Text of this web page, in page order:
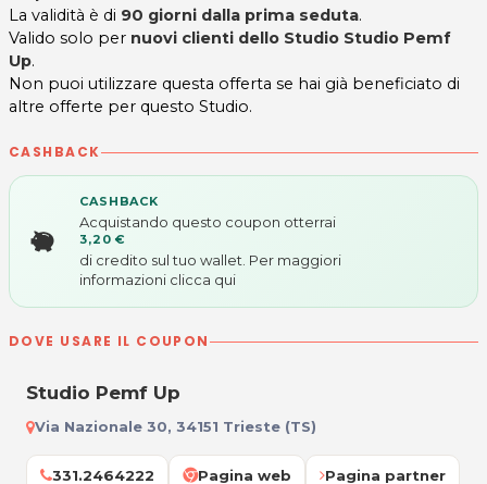
La validità è di 90 giorni dalla prima seduta.
Valido solo per nuovi clienti dello Studio Studio Pemf
Up.
Non puoi utilizzare questa offerta se hai già beneficiato di
altre offerte per questo Studio.
CASHBACK
CASHBACK
Acquistando questo coupon otterrai
3,20 €
di credito sul tuo wallet. Per maggiori
informazioni clicca qui
DOVE USARE IL COUPON
Studio Pemf Up
Via Nazionale 30, 34151 Trieste (TS)
331.2464222 Pagina web Pagina partner